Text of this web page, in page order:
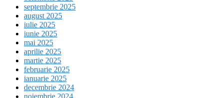
septembrie 2025
august 2025
iulie 2025
iunie 2025
mai 2025
aprilie 2025
martie 2025
februarie 2025
ianuarie 2025
decembrie 2024
noiembrie 2024